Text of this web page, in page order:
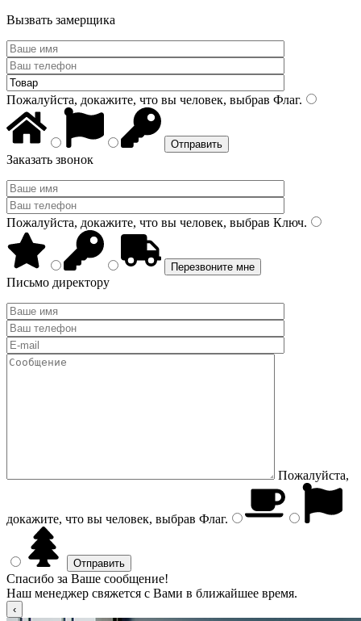
Вызвать замерщика
Пожалуйста, докажите, что вы человек, выбрав Флаг.
Заказать звонок
Пожалуйста, докажите, что вы человек, выбрав Ключ.
Письмо директору
Пожалуйста,
докажите, что вы человек, выбрав Флаг.
Спасибо за Ваше сообщение!
Наш менеджер свяжется с Вами в ближайшее время.